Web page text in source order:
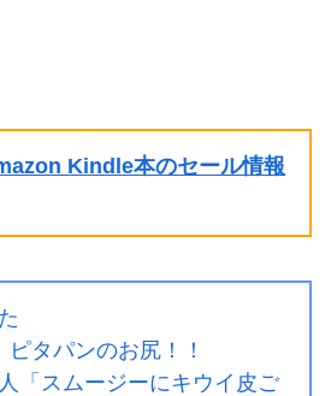
Kindle本のセール情報
タパンのお尻！！
「スムージーにキウイ皮ご